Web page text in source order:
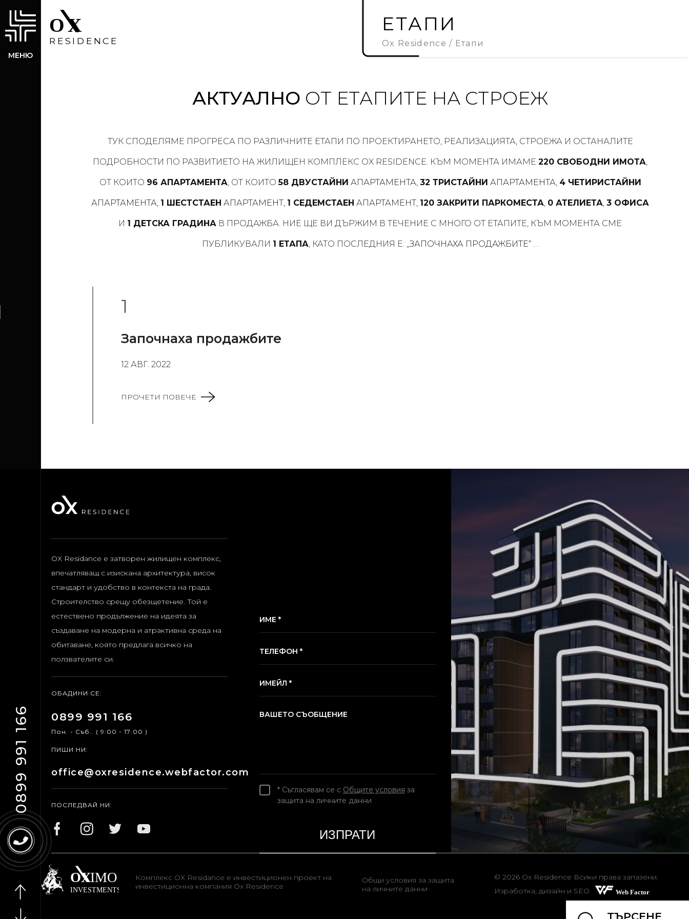
МЕНЮ
0899 991 166
ЕТАПИ
Ox Residence Етапи
АКТУАЛНО ОТ ЕТАПИТЕ НА СТРОЕЖ
ТУК СПОДЕЛЯМЕ ПРОГРЕСА ПО РАЗЛИЧНИТЕ ЕТАПИ ПО ПРОЕКТИРАНЕТО, РЕАЛИЗАЦИЯТА, СТРОЕЖА И ОСТАНАЛИТЕ
ПОДРОБНОСТИ ПО РАЗВИТИЕТО НА ЖИЛИЩЕН КОМПЛЕКС OX RESIDENCE. КЪМ МОМЕНТА ИМАМЕ 220 СВОБОДНИ ИМОТА,
ОТ КОИТО 96 АПАРТАМЕНТА, ОТ КОИТО58 ДВУСТАЙНИ АПАРТАМЕНТА, 32 ТРИСТАЙНИ АПАРТАМЕНТА, 4 ЧЕТИРИСТАЙНИ
АПАРТАМЕНТА, 1 ШЕСТСТАЕН АПАРТАМЕНТ, 1 СЕДЕМСТАЕН АПАРТАМЕНТ, 120 ЗАКРИТИ ПАРКОМЕСТА, 0 АТЕЛИЕТА, 3 ОФИСА
И 1 ДЕТСКА ГРАДИНА В ПРОДАЖБА. НИЕ ЩЕ ВИ ДЪРЖИМ В ТЕЧЕНИЕ С МНОГО ОТ ЕТАПИТЕ, КЪМ МОМЕНТА СМЕ
ПУБЛИКУВАЛИ 1 ЕТАПА, КАТО ПОСЛЕДНИЯ Е: „ЗАПОЧНАХА ПРОДАЖБИТЕ“ …
1
Започнаха продажбите
12 АВГ. 2022
ПРОЧЕТИ ПОВЕЧЕ
OX Residance e затворен жилищен комплекс,
впечатляващ с изискана архитектура, висок
стандарт и удобство в контекста на града.
Строителство срещу обезщетение. Той е
естествено продължение на идеята за
създаване на модерна и атрактивна среда на
обитаване, която предлага всичко на
ползвателите си.
ОБАДИНИ СЕ:
0899 991 166
Пон. - Съб.. ( 9:00 - 17:00 )
ПИШИ НИ:
office@oxresidence.webfactor.com
ПОСЛЕДВАЙ НИ:
ИМЕ *
ТЕЛЕФОН *
ИМЕЙЛ *
ВАШЕТО СЪОБЩЕНИЕ
* Съгласявам се с Общите условия за
защита на личните данни
Комплекс OX Residance е инвестиционен проект на
инвестиционна компания Ox Residence
Общи условия за защита
на личните данни
© 2026 Ox Residence Всики права запазени.
Изработка, дизайн и SEO
ТЪРСЕНЕ